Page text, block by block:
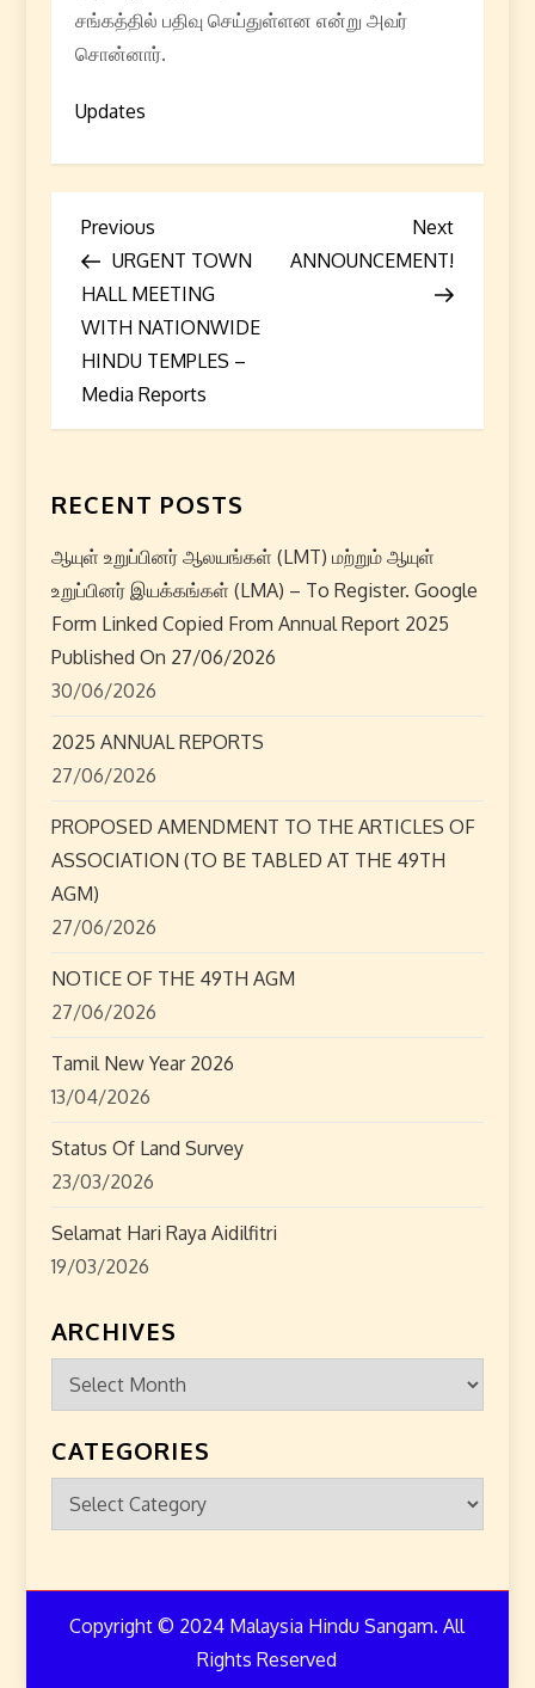
சங்கத்தில் பதிவு செய்துள்ளன என்று அவர்
சொன்னார்.
Updates
P
o
s
t
n
a
v
i
g
a
t
i
o
n
Previous
Post
Previous
URGENT TOWN
HALL MEETING
WITH NATIONWIDE
HINDU TEMPLES –
Media Reports
Next
Next
ANNOUNCEMENT!
RECENT POSTS
ஆயுள் உறுப்பினர் ஆலயங்கள் (LMT) மற்றும் ஆயுள்
உறுப்பினர் இயக்கங்கள் (LMA) – To Register. Google
Form Linked Copied From Annual Report 2025
Published On 27/06/2026
30/06/2026
2025 ANNUAL REPORTS
27/06/2026
PROPOSED AMENDMENT TO THE ARTICLES OF
ASSOCIATION (TO BE TABLED AT THE 49TH
AGM)
27/06/2026
NOTICE OF THE 49TH AGM
27/06/2026
Tamil New Year 2026
13/04/2026
Status Of Land Survey
23/03/2026
Selamat Hari Raya Aidilfitri
19/03/2026
ARCHIVES
Archives
CATEGORIES
Categories
Copyright © 2024 Malaysia Hindu Sangam. All
Rights Reserved